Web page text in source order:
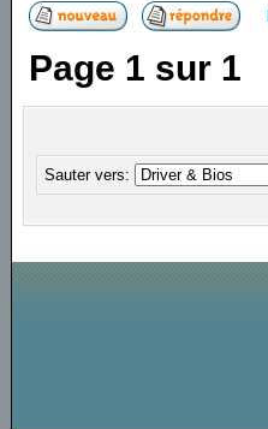
Page 1 sur 1
Sauter vers: